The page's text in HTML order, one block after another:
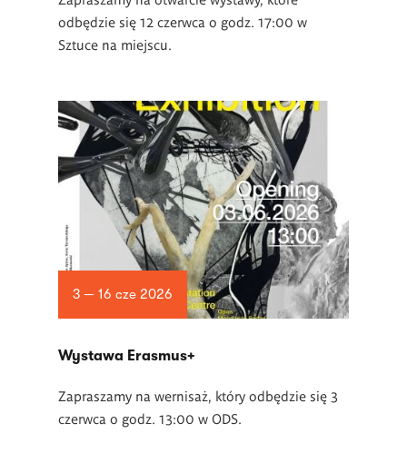
odbędzie się 12 czerwca o godz. 17:00 w
Sztuce na miejscu.
3 — 16 cze 2026
Wystawa Erasmus+
Zapraszamy na wernisaż, który odbędzie się 3
czerwca o godz. 13:00 w ODS.